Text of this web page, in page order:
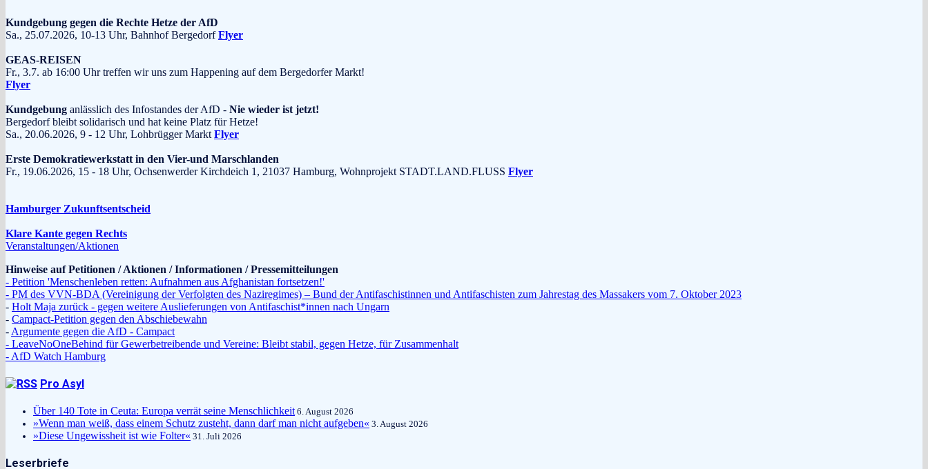
Kundgebung gegen die Rechte Hetze der AfD
Sa., 25.07.2026, 10-13 Uhr, Bahnhof BergedorfFlyer
GEAS-REISEN
Fr., 3.7. ab 16:00 Uhr treffen wir uns zum Happening auf dem Bergedorfer Markt!
Flyer
Kundgebung anlässlich des Infostandes der AfD - Nie wieder ist jetzt!
Bergedorf bleibt solidarisch und hat keine Platz für Hetze!
Sa., 20.06.2026, 9 - 12 Uhr, Lohbrügger Markt Flyer
Erste Demokratiewerkstatt in den Vier-und Marschlanden
Fr., 19.06.2026, 15 - 18 Uhr, Ochsenwerder Kirchdeich 1, 21037 Hamburg, Wohnprojekt STADT.LAND.FLUSS Flyer
Hamburger Zukunftsentscheid
Klare Kante gegen Rechts
Veranstaltungen/Aktionen
Hinweise auf Petitionen / Aktionen / Informationen / Pressemitteilungen
- Petition 'Menschenleben retten: Aufnahmen aus Afghanistan fortsetzen!'
- PM des VVN-BDA (Vereinigung der Verfolgten des Naziregimes) – Bund der Antifaschistinnen und Antifaschisten zum Jahrestag des Massakers vom 7. Oktober 2023
- Holt Maja zurück - gegen weitere Auslieferungen von Antifaschist*innen nach Ungarn
- Campact-Petition gegen den Abschiebewahn
- Argumente gegen die AfD - Campact
- LeaveNoOneBehind für Gewerbetreibende und Vereine: Bleibt stabil, gegen Hetze, für Zusammenhalt
- AfD Watch Hamburg
Pro Asyl
Über 140 Tote in Ceuta: Europa verrät seine Menschlichkeit 6. August 2026
»Wenn man weiß, dass einem Schutz zusteht, dann darf man nicht aufgeben« 3. August 2026
»Diese Ungewissheit ist wie Folter« 31. Juli 2026
Leserbriefe